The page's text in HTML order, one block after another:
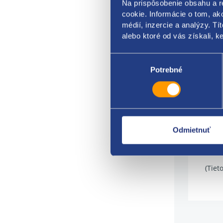
Na prispôsobenie obsahu a
cookie. Informácie o tom,
médií, inzercie a analýzy.
alebo ktoré od vás získali,
Potrebné
Odmietnuť